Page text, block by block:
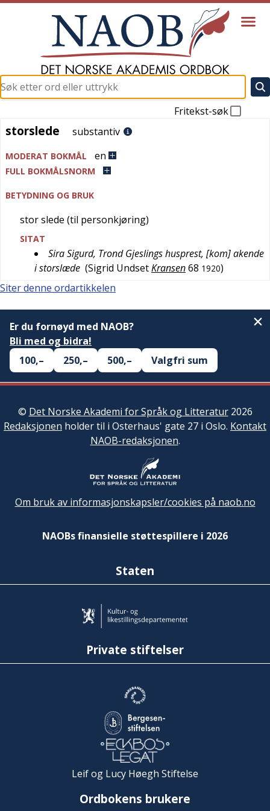
Fritekst-søk
storslede
storslede substantiv
MODERAT BOKMÅL en
FULL BOKMÅLSNORM
BETYDNING OG BRUK
stor slede (til personkjøring)
SITAT
Sira Sigurd, Trond Gjeslings husprest, [kom] akende
i storslæde (Sigrid UndsetKransen68 1920)
Siter denne ordartikkelen
Er du fornøyd med NAOB?
Bli med og bidra!
100,–
250,– 500,– Valgfri sum
© Det Norske Akademi for Språk og Litteratur2026
Redaksjonen holder til i Osterhaus' gate 27 i Oslo. Kontakt
NAOB-redaksjonen.
Om bruk av informasjonskapsler/cookies på naob.no
NAOBs finansielle støttespillere i 2026
Staten
Private stiftelser
Leif og Lucy Høegh Stiftelse
Ordbokens brukere